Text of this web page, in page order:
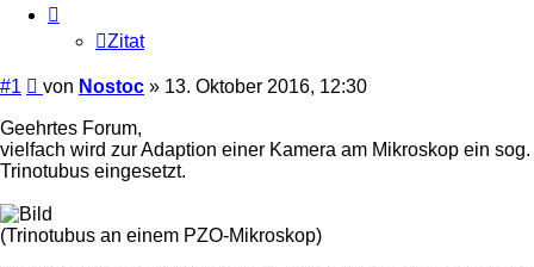
Zitat
#1 Beitrag
von Nostoc » 13. Oktober 2016, 12:30
Geehrtes Forum,
vielfach wird zur Adaption einer Kamera am Mikroskop ein sog.
Trinotubus eingesetzt.
(Trinotubus an einem PZO-Mikroskop)